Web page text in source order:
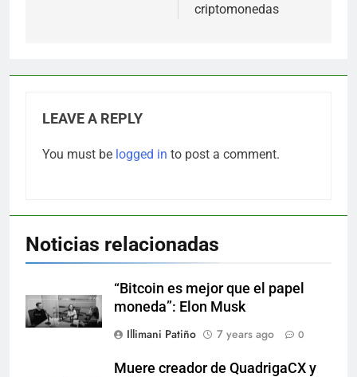
criptomonedas
LEAVE A REPLY
You must be logged in to post a comment.
Noticias relacionadas
“Bitcoin es mejor que el papel
moneda”: Elon Musk
Illimani Patiño
7 years ago 0
Muere creador de QuadrigaCX y